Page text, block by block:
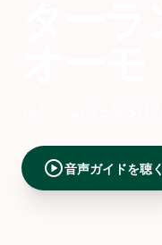
play_circle音声ガイドを聴く